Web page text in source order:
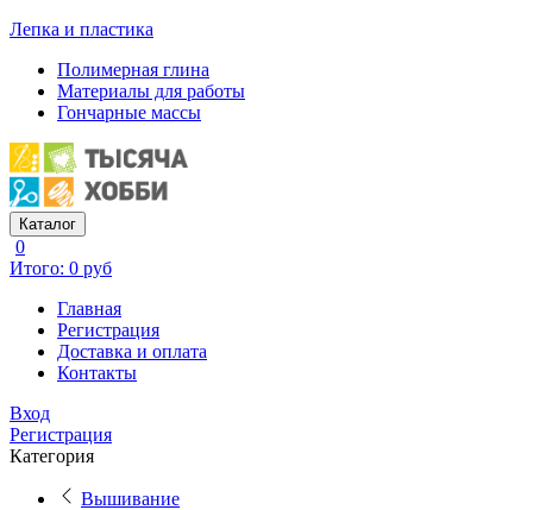
Лепка и пластика
Полимерная глина
Материалы для работы
Гончарные массы
Каталог
0
Итого: 0 руб
Главная
Регистрация
Доставка и оплата
Контакты
Вход
Регистрация
Категория
Вышивание